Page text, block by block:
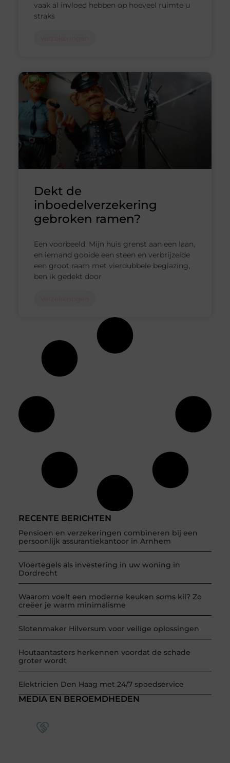
RECENTE BERICHTEN
Pensioen en verzekeringen combineren bij een
persoonlijk assurantiekantoor in Arnhem
Vloertegels als investering in uw woning in
Dordrecht
Waarom voelt een moderne keuken soms kil? Zo
creëer je warm minimalisme
Slotenmaker Hilversum voor veilige oplossingen
Houtaantasters herkennen voordat de schade
groter wordt
Elektricien Den Haag met 24/7 spoedservice
MEDIA EN BEROEMDHEDEN
vaak al invloed hebben op hoeveel ruimte u
straks
Dekt de
inboedelverzekering
gebroken ramen?
Een voorbeeld. Mijn huis grenst aan een laan,
en iemand gooide een steen en verbrijzelde
een groot raam met vierdubbele beglazing,
ben ik gedekt door